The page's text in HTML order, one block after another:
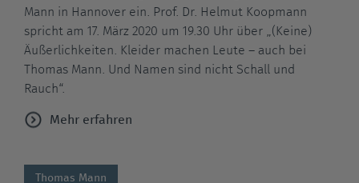
Mann in Hannover ein. Prof. Dr. Helmut Koopmann
spricht am 17. März 2020 um 19.30 Uhr über „(Keine)
Äußerlichkeiten. Kleider machen Leute – auch bei
Thomas Mann. Und Namen sind nicht Schall und
Rauch“.
Mehr erfahren
Thomas Mann